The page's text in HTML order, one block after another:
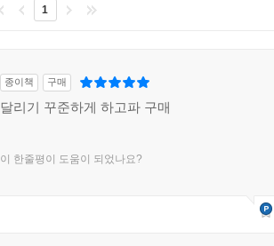
1
종이책 구매
달리기 꾸준하게 하고파 구매
이 한줄평이 도움이 되었나요?